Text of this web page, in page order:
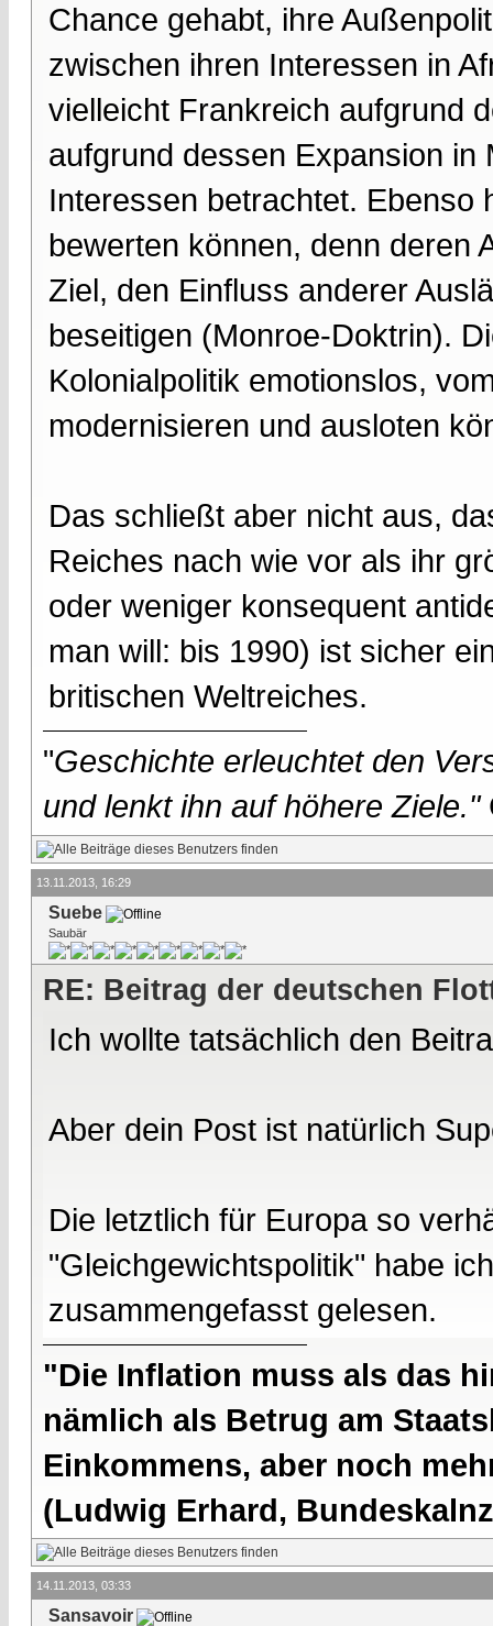
Chance gehabt, ihre
zwischen ihren Interessen in
vielleicht Frankreich aufgrund
aufgrund dessen Expansion
Interessen betrachtet. Ebenso
bewerten können, denn deren
Ziel, den Einfluss anderer
beseitigen (Monroe-Doktrin).
Kolonialpolitik emotionslos,
modernisieren und ausloten
Das schließt aber nicht aus,
Reiches nach wie vor als ihr
oder weniger konsequent
man will: bis 1990) ist sicher
britischen Weltreiches.
"Geschichte erleuchtet den
und lenkt ihn auf höhere Ziele."
13.11.2013, 16:29
Suebe
Saubär
RE: Beitrag der deutschen
Ich wollte tatsächlich den
Aber dein Post ist natürlich
Die letztlich für Europa so
"Gleichgewichtspolitik" habe
zusammengefasst gelesen.
"Die Inflation muss als das
nämlich als Betrug am
Einkommens, aber noch
(Ludwig Erhard,
14.11.2013, 03:33
Sansavoir